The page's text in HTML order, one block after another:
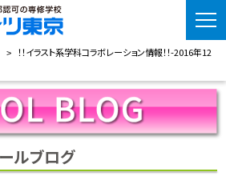
！！イラスト系学科コラボレーション情報！！-2016年12
ルブログ